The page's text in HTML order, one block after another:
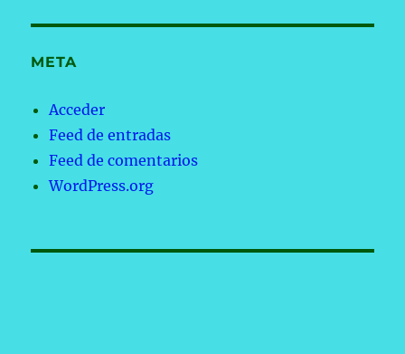
META
Acceder
Feed de entradas
Feed de comentarios
WordPress.org